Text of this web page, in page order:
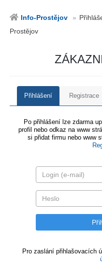
Info-Prostějov
Prostějov
Přihlášení Registrace
Po přihlášení lze zdarma
profil nebo odkaz na www
si přidat firmu nebo www
Pro zaslání přihlašovacích